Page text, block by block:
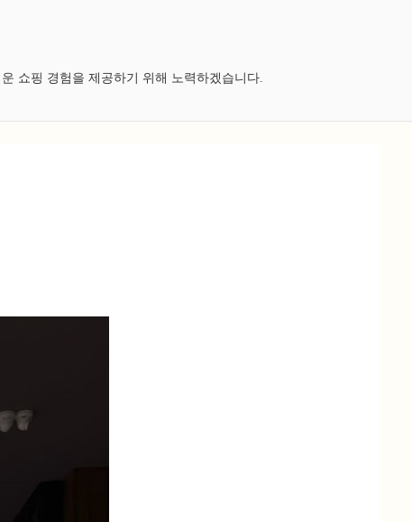
쇼핑 경험을 제공하기 위해 노력하겠습니다.